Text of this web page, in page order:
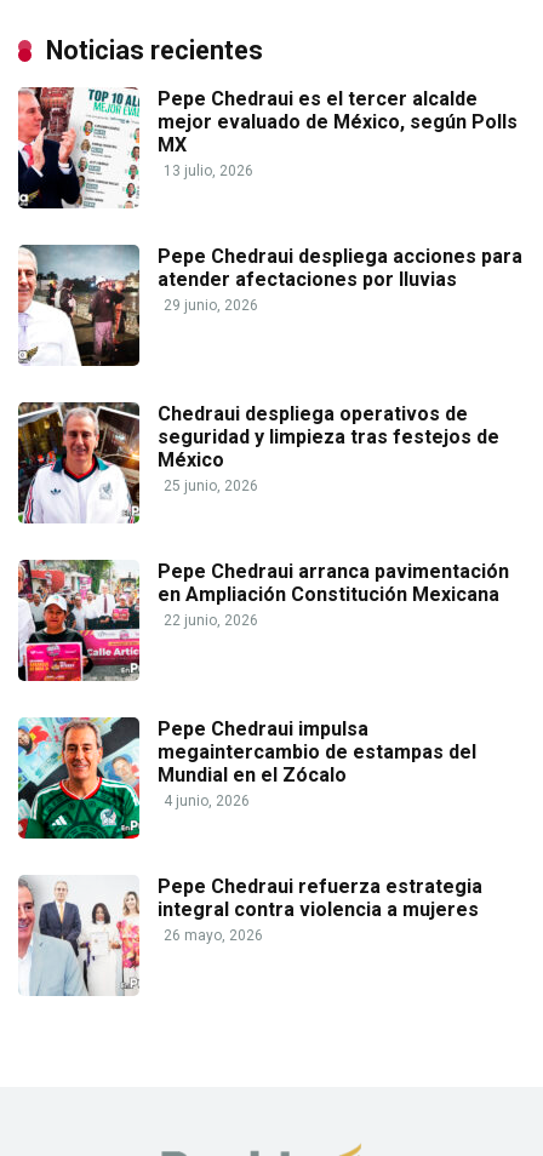
Noticias recientes
Pepe Chedraui es el tercer alcalde
mejor evaluado de México, según Polls
MX
13 julio, 2026
Pepe Chedraui despliega acciones para
atender afectaciones por lluvias
29 junio, 2026
Chedraui despliega operativos de
seguridad y limpieza tras festejos de
México
25 junio, 2026
Pepe Chedraui arranca pavimentación
en Ampliación Constitución Mexicana
22 junio, 2026
Pepe Chedraui impulsa
megaintercambio de estampas del
Mundial en el Zócalo
4 junio, 2026
Pepe Chedraui refuerza estrategia
integral contra violencia a mujeres
26 mayo, 2026